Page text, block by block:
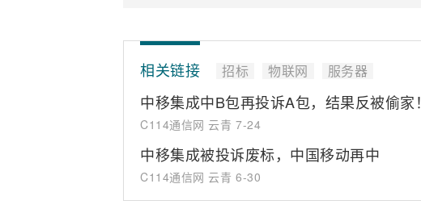
相关链接 招标 物联网 服务器
中移集成中B包再投诉A包，结果反被偷家！
C114通信网 云青 7-24
中移集成被投诉废标，中国移动再中
C114通信网 云青 6-30